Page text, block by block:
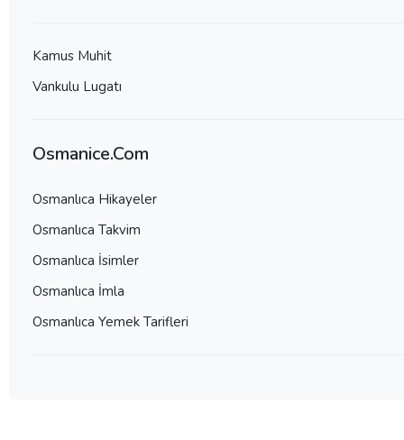
Kamus Muhit
Vankulu Lugatı
Osmanice.Com
Osmanlıca Hikayeler
Osmanlıca Takvim
Osmanlıca İsimler
Osmanlıca İmla
Osmanlıca Yemek Tarifleri